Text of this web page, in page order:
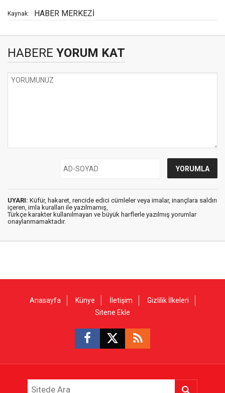
Kaynak: HABER MERKEZİ
HABERE YORUM KAT
UYARI: Küfür, hakaret, rencide edici cümleler veya imalar, inançlara saldırı
içeren, imla kuralları ile yazılmamış,
Türkçe karakter kullanılmayan ve büyük harflerle yazılmış yorumlar
onaylanmamaktadır.
Anasayfa Künye İletişim
Gizlilik İlkeleri
Sitene Ekle